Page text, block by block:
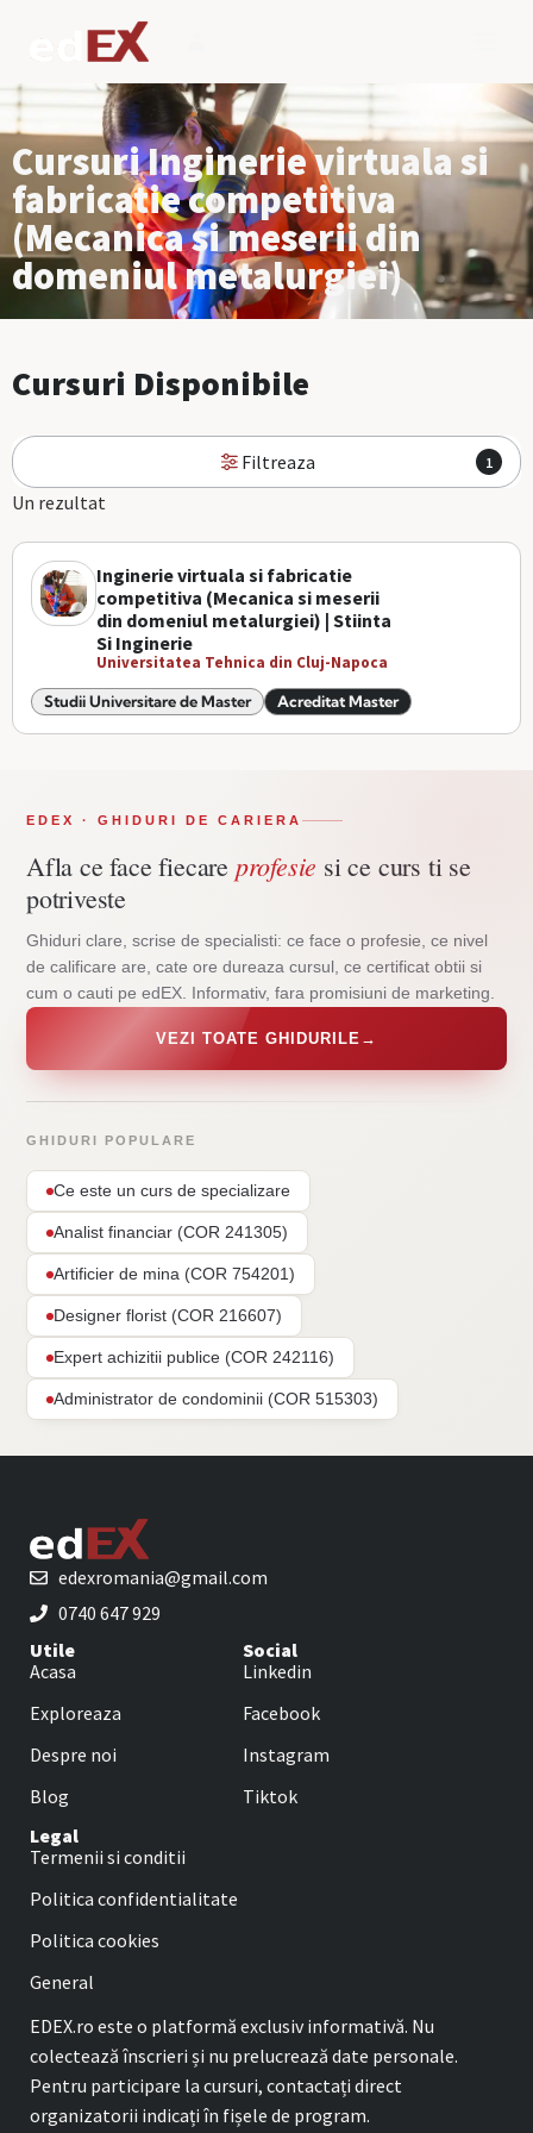
Cursuri Inginerie virtuala si
fabricatie competitiva
(Mecanica si meserii din
domeniul metalurgiei)
Cursuri Disponibile
Filtreaza 1
Un rezultat
Inginerie virtuala si fabricatie
competitiva (Mecanica si meserii
din domeniul metalurgiei) | Stiinta
Si Inginerie
Universitatea Tehnica din Cluj-Napoca
Studii Universitare de Master Acreditat Master
EDEX · GHIDURI DE CARIERA
Afla ce face fiecare profesie si ce curs ti se
potriveste
Ghiduri clare, scrise de specialisti: ce face o profesie, ce nivel
de calificare are, cate ore dureaza cursul, ce certificat obtii si
cum o cauti pe edEX. Informativ, fara promisiuni de marketing.
VEZI TOATE GHIDURILE →
GHIDURI POPULARE
Ce este un curs de specializare
Analist financiar (COR 241305)
Artificier de mina (COR 754201)
Designer florist (COR 216607)
Expert achizitii publice (COR 242116)
Administrator de condominii (COR 515303)
edexromania@gmail.com
0740 647 929
Utile
Acasa
Exploreaza
Despre noi
Blog
Social
Linkedin
Facebook
Instagram
Tiktok
Legal
Termenii si conditii
Politica confidentialitate
Politica cookies
General
EDEX.ro este o platformă exclusiv informativă. Nu
colectează înscrieri și nu prelucrează date personale.
Pentru participare la cursuri, contactați direct
organizatorii indicați în fișele de program.